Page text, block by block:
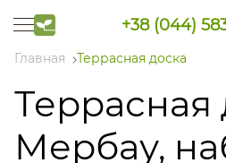
+38 (044)
Главная Террасная доска
Террасная
Мербау,